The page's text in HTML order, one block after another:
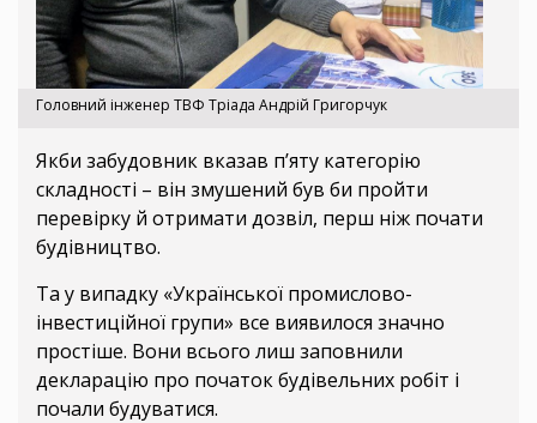
Головний інженер ТВФ Тріада Андрій Григорчук
Якби забудовник вказав п’яту категорію
складності – він змушений був би пройти
перевірку й отримати дозвіл, перш ніж почати
будівництво.
Та у випадку «Української промислово-
інвестиційної групи» все виявилося значно
простіше. Вони всього лиш заповнили
декларацію про початок будівельних робіт і
почали будуватися.